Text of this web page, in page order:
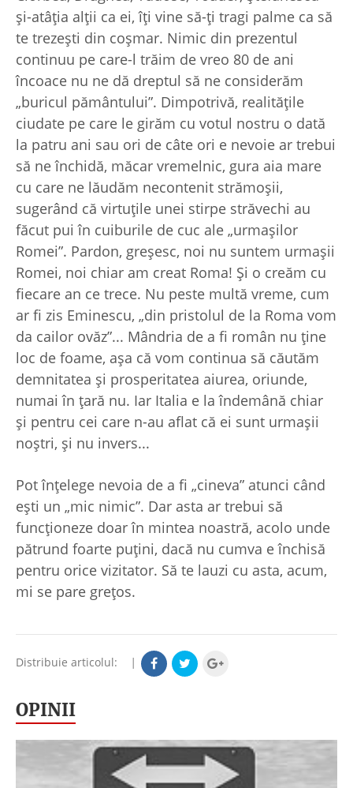
şi-atâţia alţii ca ei, îţi vine să-ţi tragi palme ca să
te trezeşti din coşmar. Nimic din prezentul
continuu pe care-l trăim de vreo 80 de ani
încoace nu ne dă dreptul să ne considerăm
„buricul pământului”. Dimpotrivă, realităţile
ciudate pe care le girăm cu votul nostru o dată
la patru ani sau ori de câte ori e nevoie ar trebui
să ne închidă, măcar vremelnic, gura aia mare
cu care ne lăudăm necontenit strămoşii,
sugerând că virtuţile unei stirpe străvechi au
făcut pui în cuiburile de cuc ale „urmaşilor
Romei”. Pardon, greşesc, noi nu suntem urmaşii
Romei, noi chiar am creat Roma! Şi o creăm cu
fiecare an ce trece. Nu peste multă vreme, cum
ar fi zis Eminescu, „din pristolul de la Roma vom
da cailor ovăz”... Mândria de a fi român nu ţine
loc de foame, aşa că vom continua să căutăm
demnitatea şi prosperitatea aiurea, oriunde,
numai în ţară nu. Iar Italia e la îndemână chiar
şi pentru cei care n-au aflat că ei sunt urmaşii
noştri, şi nu invers...
Pot înţelege nevoia de a fi „cineva” atunci când
eşti un „mic nimic”. Dar asta ar trebui să
funcţioneze doar în mintea noastră, acolo unde
pătrund foarte puţini, dacă nu cumva e închisă
pentru orice vizitator. Să te lauzi cu asta, acum,
mi se pare greţos.
Distribuie articolul: |
OPINII